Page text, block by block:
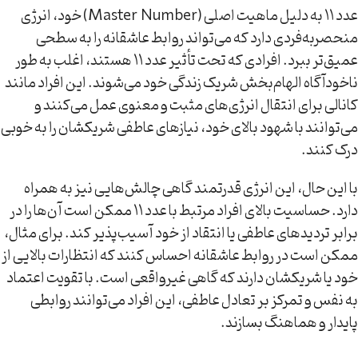
عدد ۱۱ به دلیل ماهیت اصلی (Master Number) خود، انرژی
منحصربه‌فردی دارد که می‌تواند روابط عاشقانه را به سطحی
عمیق‌تر ببرد. افرادی که تحت تأثیر عدد ۱۱ هستند، اغلب به طور
ناخودآگاه الهام‌بخش شریک زندگی خود می‌شوند. این افراد مانند
کانالی برای انتقال انرژی‌های مثبت و معنوی عمل می‌کنند و
می‌توانند با شهود بالای خود، نیازهای عاطفی شریکشان را به خوبی
درک کنند.
با این حال، این انرژی قدرتمند گاهی چالش‌هایی نیز به همراه
دارد. حساسیت بالای افراد مرتبط با عدد ۱۱ ممکن است آن‌ها را در
برابر تردیدهای عاطفی یا انتقاد از خود آسیب‌پذیر کند. برای مثال،
ممکن است در روابط عاشقانه احساس کنند که انتظارات بالایی از
خود یا شریکشان دارند که گاهی غیرواقعی است. با تقویت اعتماد
به نفس و تمرکز بر تعادل عاطفی، این افراد می‌توانند روابطی
پایدار و هماهنگ بسازند.